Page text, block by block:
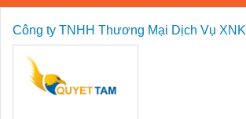
Công ty TNHH Thương Mại Dịch Vụ